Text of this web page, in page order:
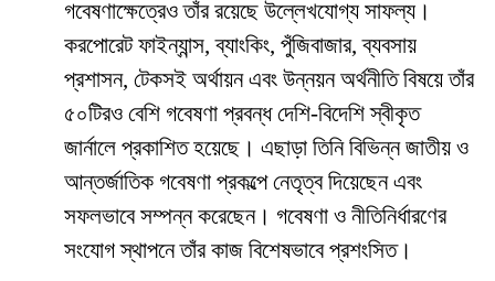
গবেষণাক্ষেত্রেও তাঁর রয়েছে উল্লেখযোগ্য সাফল্য।
করপোরেট ফাইন্যান্স, ব্যাংকিং, পুঁজিবাজার, ব্যবসায়
প্রশাসন, টেকসই অর্থায়ন এবং উন্নয়ন অর্থনীতি বিষয়ে তাঁর
৫০টিরও বেশি গবেষণা প্রবন্ধ দেশি-বিদেশি স্বীকৃত
জার্নালে প্রকাশিত হয়েছে। এছাড়া তিনি বিভিন্ন জাতীয় ও
আন্তর্জাতিক গবেষণা প্রকল্পে নেতৃত্ব দিয়েছেন এবং
সফলভাবে সম্পন্ন করেছেন। গবেষণা ও নীতিনির্ধারণের
সংযোগ স্থাপনে তাঁর কাজ বিশেষভাবে প্রশংসিত।